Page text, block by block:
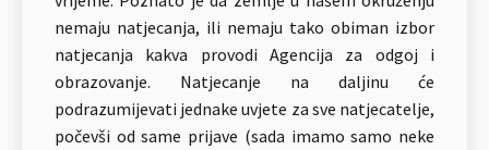
nemaju natjecanja, ili nemaju tako obiman izbor
natjecanja kakva provodi Agencija za odgoj i
obrazovanje. Natjecanje na daljinu će
podrazumijevati jednake uvjete za sve natjecatelje,
počevši od same prijave (sada imamo samo neke